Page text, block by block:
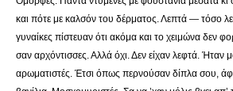
και πότε με καλσόν του δέρματος. Λεπτά — τόσο
γυναίκες πίστευαν ότι ακόμα και το χειμώνα δεν
σαν αρχόντισσες. Αλλά όχι. Δεν είχαν λεφτά. Ήταν
αρωματιστές. Έτσι όπως περνούσαν δίπλα σου,